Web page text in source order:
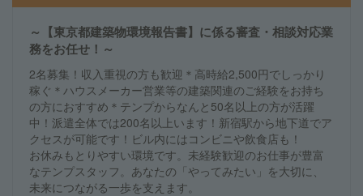
～【東京都建築物環境報告書】に係る審査・相談対応業
務をお任せ！～
2名募集！収入重視の方も歓迎＊高時給2,500円でしっかり
稼ぐ＊ハウスメーカー営業等の建築関連のご経験をお持ち
の方におすすめ＊テンプからなんと50名以上の方が活躍
中！派遣全体では200名以上います！新宿駅から地下道でア
クセスが可能です！ビル内にはコンビニや飲食店も！
お休みもとりやすい環境です。未経験歓迎のお仕事が豊富
なテンプスタッフ。あなたの「やってみたい」を大切に、
未来につながる一歩を支えます。